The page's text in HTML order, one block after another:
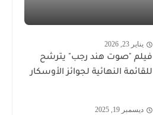
يناير 23, 2026
فيلم "صوت هند رجب" يترشح
للقائمة النهائية لجوائز الأوسكار
ديسمبر 19, 2025